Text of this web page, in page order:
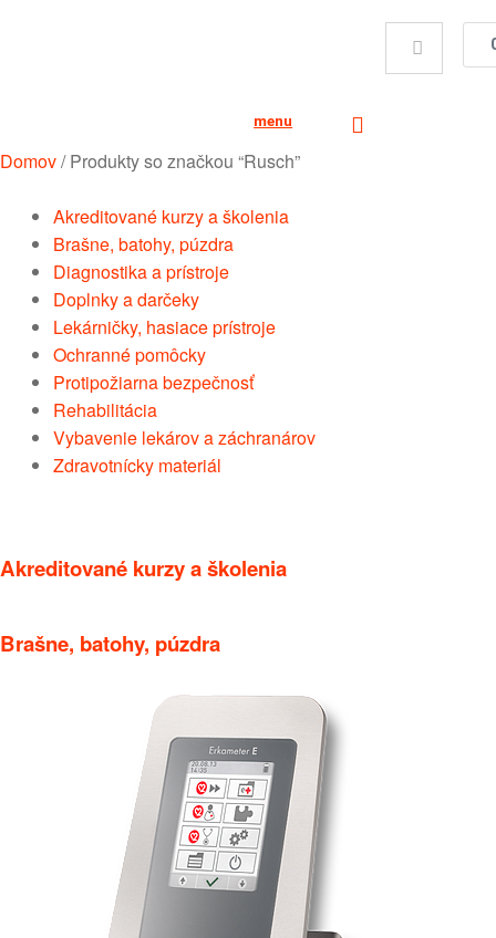
menu
Domov/Produkty so značkou “Rusch”
Akreditované kurzy a školenia
Brašne, batohy, púzdra
Diagnostika a prístroje
Doplnky a darčeky
Lekárničky, hasiace prístroje
Ochranné pomôcky
Protipožiarna bezpečnosť
Rehabilitácia
Vybavenie lekárov a záchranárov
Zdravotnícky materiál
Akreditované kurzy a školenia
Brašne, batohy, púzdra